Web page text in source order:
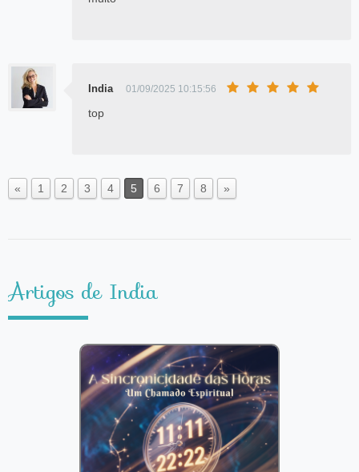
India 01/09/2025 10:15:56
top
« 1 2 3 4 5 6 7 8 »
Artigos de India